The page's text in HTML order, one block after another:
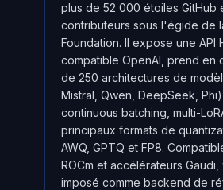
plus de 52 000 étoiles GitHub
contributeurs sous l'égide de
Foundation. Il expose une API
compatible OpenAI, prend en
de 250 architectures de
Mistral, Qwen, DeepSeek,
continuous batching, multi-
principaux formats de
AWQ, GPTQ et FP8.
ROCm et accélérateurs Gaudi,
imposé comme backend de